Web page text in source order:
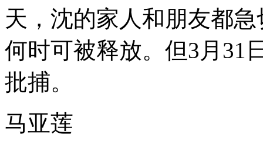
天，沈的家人和朋友都
何时可被释放。但3月31
批捕。
马亚莲